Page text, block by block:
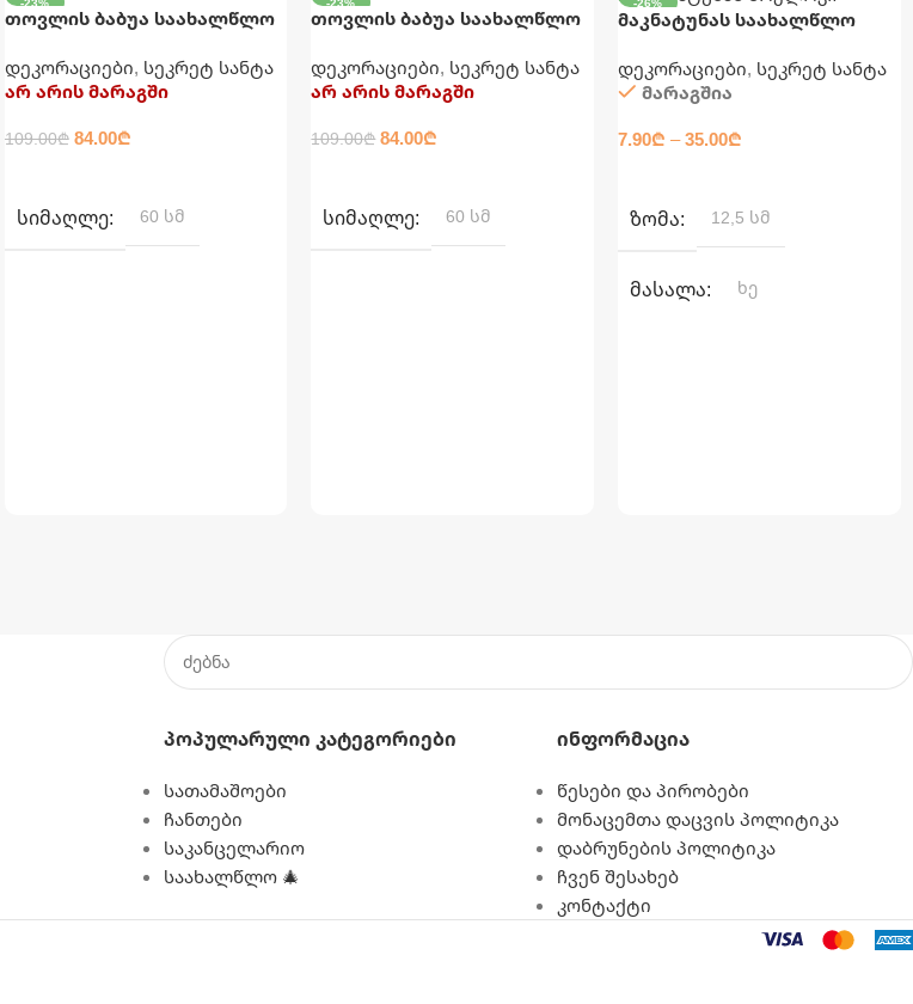
60 ᲡᲛ
თოვლის ბაბუა საახალწლო
დეკორაციები, სეკრეტ სანტა
არ არის მარაგში
109.00₾ 84.00₾
ᲡᲘᲛᲐᲦᲚᲔ 60 სმ
60 ᲡᲛ
თოვლის ბაბუა საახალწლო
დეკორაციები, სეკრეტ სანტა
არ არის მარაგში
109.00₾ 84.00₾
ᲡᲘᲛᲐᲦᲚᲔ 60 სმ
ᲛᲝᲗᲮᲝᲕᲜᲐᲓᲘ
მაკნატუნას საახალწლო
დეკორაციები, სეკრეტ სანტა
მარაგშია
7.90₾ – 35.00₾
ᲖᲝᲛᲐ 12,5 სმ
ᲛᲐᲡᲐᲚᲐ ხე
Პოპულარული Კატეგორიები
სათამაშოები
ჩანთები
საკანცელარიო
საახალწლო 🎄
Ინფორმაცია
წესები და პირობები
მონაცემთა დაცვის პოლიტიკა
დაბრუნების პოლიტიკა
ჩვენ შესახებ
კონტაქტი